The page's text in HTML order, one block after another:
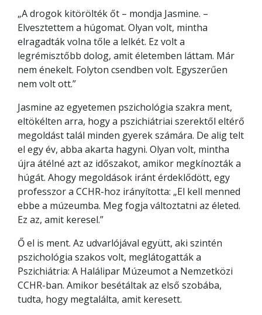
„A drogok kitörölték őt – mondja Jasmine. –
Elvesztettem a húgomat. Olyan volt, mintha
elragadták volna tőle a lelkét. Ez volt a
legrémisztőbb dolog, amit életemben láttam. Már
nem énekelt. Folyton csendben volt. Egyszerűen
nem volt ott.”
Jasmine az egyetemen pszichológia szakra ment,
eltökélten arra, hogy a pszichiátriai szerektől eltérő
megoldást talál minden gyerek számára. De alig telt
el egy év, abba akarta hagyni. Olyan volt, mintha
újra átélné azt az időszakot, amikor megkínozták a
húgát. Ahogy megoldások iránt érdeklődött, egy
professzor a CCHR-hoz irányította: „El kell menned
ebbe a múzeumba. Meg fogja változtatni az életed.
Ez az, amit keresel.”
Ő el is ment. Az udvarlójával együtt, aki szintén
pszichológia szakos volt, meglátogatták a
Pszichiátria: A Halálipar Múzeumot a Nemzetközi
CCHR-ban. Amikor besétáltak az első szobába,
tudta, hogy megtalálta, amit keresett.